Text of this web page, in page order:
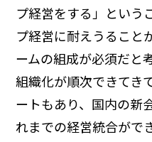
プ経営をする」という
プ経営に耐えうること
ームの組成が必須だと
組織化が順次できてき
ートもあり、国内の新
れまでの経営統合がで